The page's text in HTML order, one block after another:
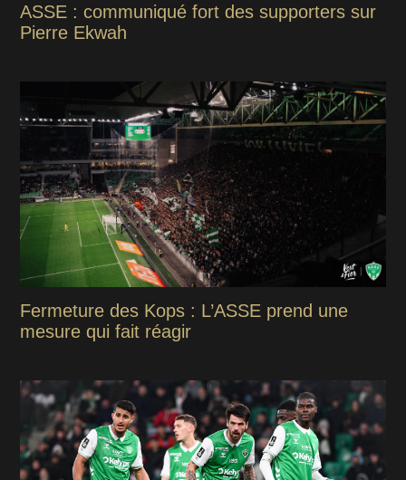
ASSE : communiqué fort des supporters sur
Pierre Ekwah
Fermeture des Kops : L’ASSE prend une
mesure qui fait réagir